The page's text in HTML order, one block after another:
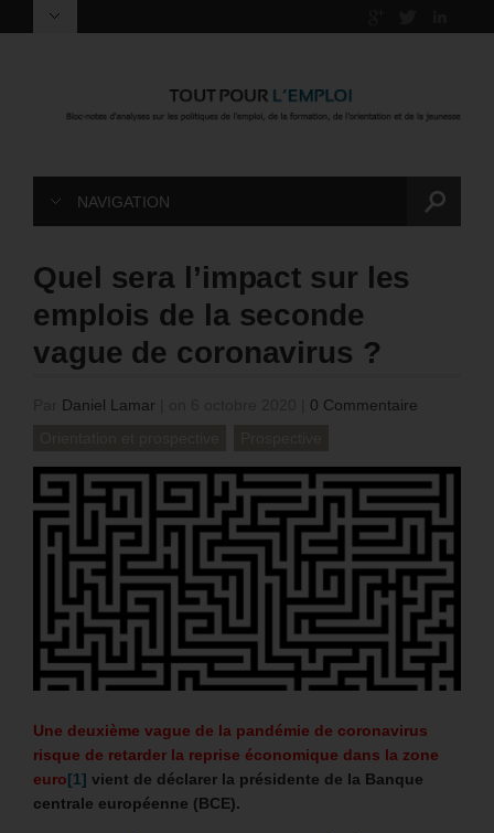
NAVIGATION
Quel sera l’impact sur les
emplois de la seconde
vague de coronavirus ?
Daniel Lamar
0 Commentaire
Une deuxième vague de la pandémie de coronavirus
risque de retarder la reprise économique dans la zone
euro[1] vient de déclarer la présidente de la Banque
centrale européenne (BCE).